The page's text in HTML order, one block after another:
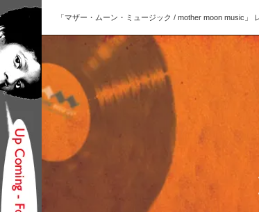
「マザー・ムーン・ミュージック / mother moon music